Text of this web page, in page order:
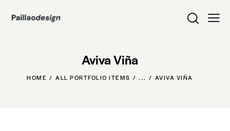
Aviva Viña
HOME ALL PORTFOLIO ITEMS ... AVIVA VIÑA